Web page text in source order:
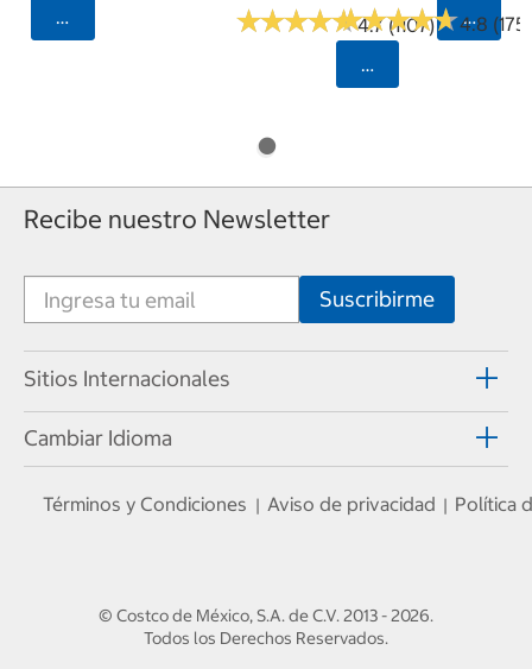
Seleccionar Código Postal
★★★★★
★★★★★4.7 (1107)
★★★★★
★★★★★4.8 (175)
Seleccionar
Recibe nuestro Newsletter
Sitios Internacionales
Cambiar Idioma
Términos y Condiciones | Aviso de privacidad | Política
© Costco de México, S.A. de C.V.2013 - 2026.
Todos los Derechos Reservados.